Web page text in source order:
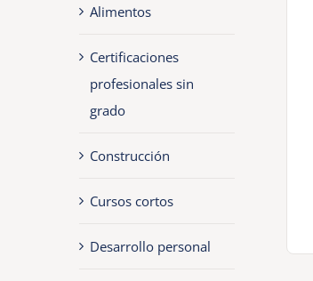
Alimentos
Certificaciones
profesionales sin
grado
Construcción
Cursos cortos
Desarrollo personal